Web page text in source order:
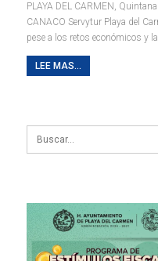
PLAYA DEL CARMEN,
CANACO Servytur Playa del
pese a los retos económicos y
LEE MAS...